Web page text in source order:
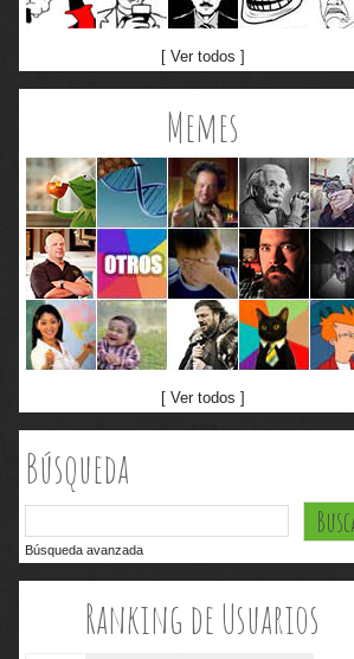
[ Ver todos ]
Memes
[ Ver todos ]
Búsqueda
Búsqueda avanzada
Ranking de Usuarios